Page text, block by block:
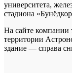
университета,
стадиона
На сайте компании
территории
здание — справа